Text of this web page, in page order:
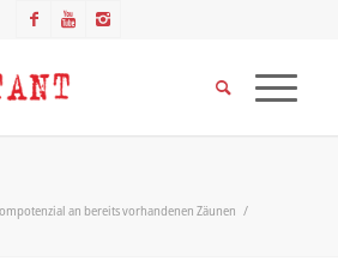
an bereits vorhandenen Zäunen /